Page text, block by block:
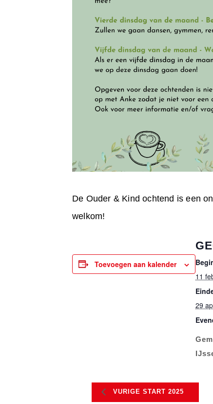
De Ouder & Kind ochtend is een
welkom!
Toevoegen aan kalender
11
29
VURIGE START 2025